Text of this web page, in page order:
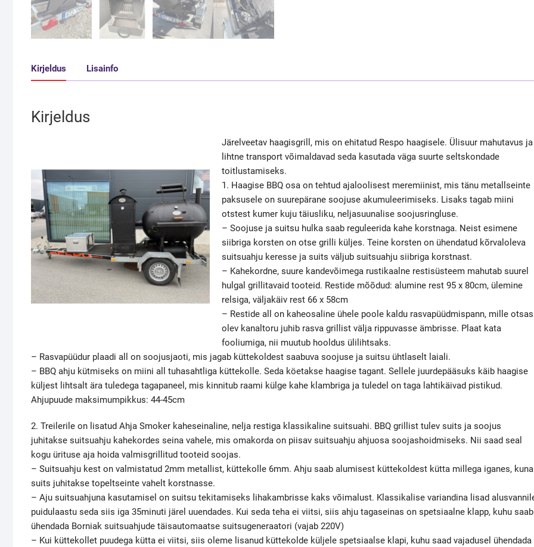
Kirjeldus Lisainfo
Kirjeldus
Järelveetav haagisgrill, mis on ehitatud Respo haagisele. Ülisuur mahutavus ja
lihtne transport võimaldavad seda kasutada väga suurte seltskondade
toitlustamiseks.
1. Haagise BBQ osa on tehtud ajaloolisest meremiinist, mis tänu metallseinte
paksusele on suurepärane soojuse akumuleerimiseks. Lisaks tagab miini
otstest kumer kuju täiusliku, neljasuunalise soojusringluse.
– Soojuse ja suitsu hulka saab reguleerida kahe korstnaga. Neist esimene
siibriga korsten on otse grilli küljes. Teine korsten on ühendatud kõrvaloleva
suitsuahju keresse ja suits väljub suitsuahju siibriga korstnast.
– Kahekordne, suure kandevõimega rustikaalne restisüsteem mahutab suurel
hulgal grillitavaid tooteid. Restide mõõdud: alumine rest 95 x 80cm, ülemine
relsiga, väljakäiv rest 66 x 58cm
– Restide all on kaheosaline ühele poole kaldu rasvapüüdmispann, mille otsas
olev kanaltoru juhib rasva grillist välja rippuvasse ämbrisse. Plaat kata
fooliumiga, nii muutub hooldus ülilihtsaks.
– Rasvapüüdur plaadi all on soojusjaoti, mis jagab küttekoldest saabuva soojuse ja suitsu ühtlaselt laiali.
– BBQ ahju kütmiseks on miini all tuhasahtliga küttekolle. Seda köetakse haagise tagant. Sellele juurdepääsuks käib haagise
küljest lihtsalt ära tuledega tagapaneel, mis kinnitub raami külge kahe klambriga ja tuledel on taga lahtikäivad pistikud.
Ahjupuude maksimumpikkus: 44-45cm
2. Treilerile on lisatud Ahja Smoker kaheseinaline, nelja restiga klassikaline suitsuahi. BBQ grillist tulev suits ja soojus
juhitakse suitsuahju kahekordes seina vahele, mis omakorda on piisav suitsuahju ahjuosa soojashoidmiseks. Nii saad seal
kogu ürituse aja hoida valmisgrillitud tooteid soojas.
– Suitsuahju kest on valmistatud 2mm metallist, küttekolle 6mm. Ahju saab alumisest küttekoldest kütta millega iganes, kuna
suits juhitakse topeltseinte vahelt korstnasse.
– Aju suitsuahjuna kasutamisel on suitsu tekitamiseks lihakambrisse kaks võimalust. Klassikalise variandina lisad
puidulaastu seda siis iga 35minuti järel uuendades. Kui seda teha ei viitsi, siis ahju tagaseinas on spetsiaalne klapp, kuhu saab
ühendada Borniak suitsuahjude täisautomaatse suitsugeneraatori (vajab 220V)
– Kui küttekollet puudega kütta ei viitsi, siis oleme lisanud küttekolde küljele spetsiaalse klapi, kuhu saad vajadusel ühendada